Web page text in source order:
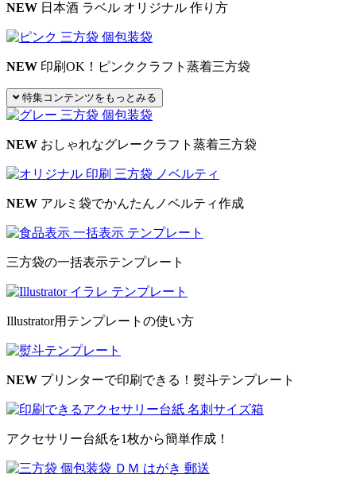
NEW 日本酒 ラベル オリジナル 作り方
NEW 印刷OK！ピンククラフト蒸着三方袋
特集コンテンツをもっとみる
NEW おしゃれなグレークラフト蒸着三方袋
NEW アルミ袋でかんたんノベルティ作成
三方袋の一括表示テンプレート
Illustrator用テンプレートの使い方
NEW プリンターで印刷できる！熨斗テンプレート
アクセサリー台紙を1枚から簡単作成！